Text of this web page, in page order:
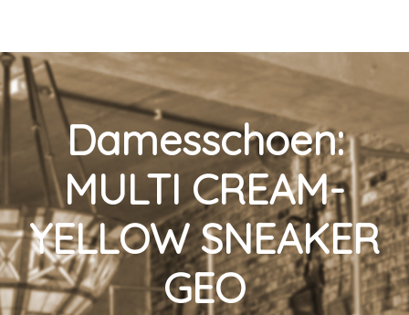
Damesschoen:
MULTI CREAM-
YELLOW SNEAKER
GEO